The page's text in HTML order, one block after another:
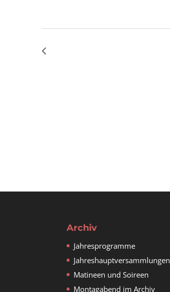
Archiv
Jahresprogramme
Jahreshauptversammlungen
Matineen und Soireen
Montagabend im Archiv